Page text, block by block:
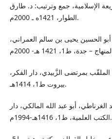
الإسلامية، جمع وترتيب: د. طارق
الطوار، 1421ه ـ 2000م.
الحسين يحيى بن سالم العمراني،
بمرتضى الزَّبيدي، دار الفكر،
بيروت ط1، 1414هـ.
أبو عبد الله المالكي، دار
الكتب العلمية، ط1، 1416هـ-1994م.